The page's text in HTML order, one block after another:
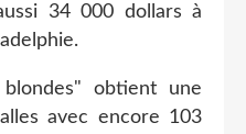
34 000 dollars à
obtient une
avec encore 103